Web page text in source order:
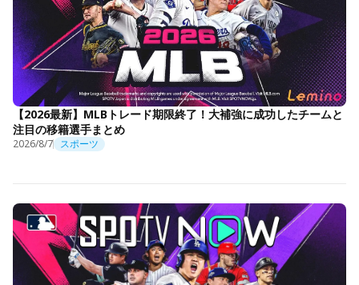
【2026最新】MLBトレード期限終了！大補強に成功したチームと
注目の移籍選手まとめ
2026/8/7 スポーツ